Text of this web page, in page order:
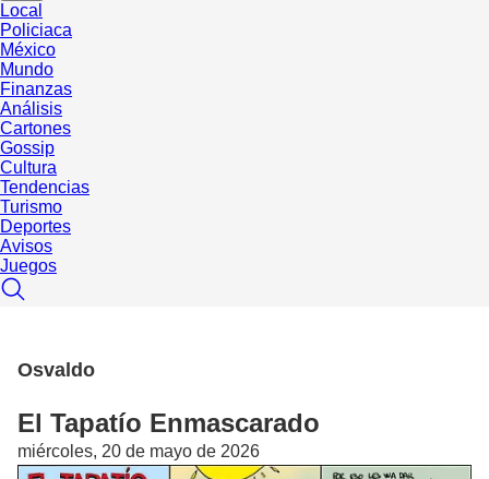
Local
Policiaca
México
Mundo
Finanzas
Análisis
Cartones
Gossip
Cultura
Tendencias
Turismo
Deportes
Avisos
Juegos
Osvaldo
El Tapatío Enmascarado
miércoles, 20 de mayo de 2026